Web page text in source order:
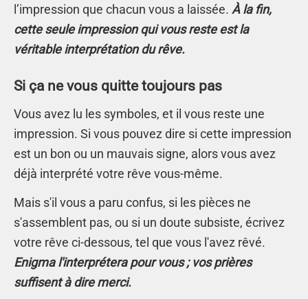
l’impression que chacun vous a laissée. À la fin,
cette seule impression qui vous reste est la
véritable interprétation du rêve.
Si ça ne vous quitte toujours pas
Vous avez lu les symboles, et il vous reste une
impression. Si vous pouvez dire si cette impression
est un bon ou un mauvais signe, alors vous avez
déjà interprété votre rêve vous-même.
Mais s'il vous a paru confus, si les pièces ne
s'assemblent pas, ou si un doute subsiste, écrivez
votre rêve ci-dessous, tel que vous l'avez rêvé.
Enigma l'interprétera pour vous ; vos prières
suffisent à dire merci.